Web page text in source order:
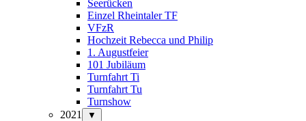
Seerücken
Einzel Rheintaler TF
VFzR
Hochzeit Rebecca und Philip
1. Augustfeier
101 Jubiläum
Turnfahrt Ti
Turnfahrt Tu
Turnshow
2021
▼